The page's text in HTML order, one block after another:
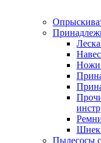
Ножи
Пылесосы